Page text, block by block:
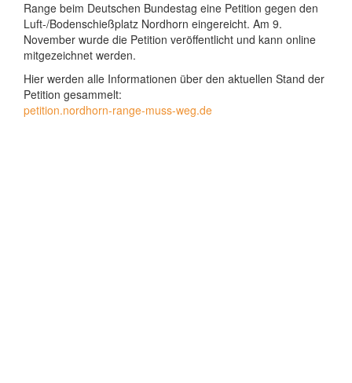
Range beim Deutschen Bundestag eine Petition gegen den
Luft-/Bodenschießplatz Nordhorn eingereicht. Am 9.
November wurde die Petition veröffentlicht und kann online
mitgezeichnet werden.
Hier werden alle Informationen über den aktuellen Stand der
Petition gesammelt:
petition.nordhorn-range-muss-weg.de